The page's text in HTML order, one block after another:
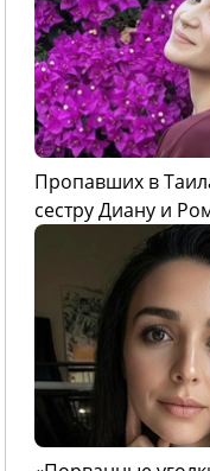
Пропавших в
сестру Диану и